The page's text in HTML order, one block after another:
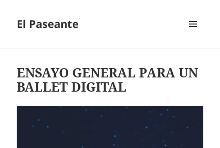
El Paseante
ENSAYO GENERAL PARA UN
BALLET DIGITAL